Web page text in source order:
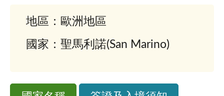
地區：歐洲地區
國家：聖馬利諾(San Marino)